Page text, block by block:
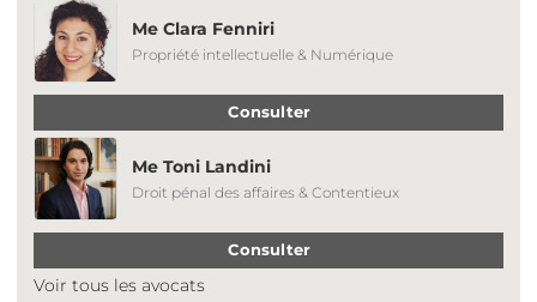
Me Clara Fenniri
Propriété intellectuelle & Numérique
Consulter
Me Toni Landini
Droit pénal des affaires & Contentieux
Consulter
Voir tous les avocats